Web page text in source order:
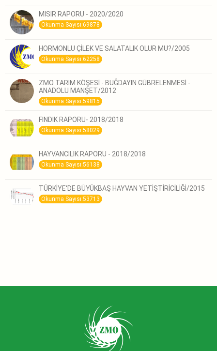
MISIR RAPORU - 2020/2020
Okunma Sayısı:69878
HORMONLU ÇİLEK VE SALATALIK OLUR MU?/2005
Okunma Sayısı:62258
ZMO TARIM KÖŞESİ - BUĞDAYIN GÜBRELENMESİ -
ANADOLU MANŞET/2012
Okunma Sayısı:59815
FINDIK RAPORU- 2018/2018
Okunma Sayısı:58029
HAYVANCILIK RAPORU - 2018/2018
Okunma Sayısı:56138
TÜRKİYE‘DE BÜYÜKBAŞ HAYVAN YETİŞTİRİCİLİĞİ/2015
Okunma Sayısı:53713